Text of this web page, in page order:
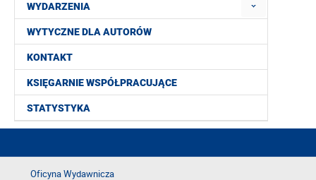
WYDARZENIA
WYTYCZNE DLA AUTORÓW
KONTAKT
KSIĘGARNIE WSPÓŁPRACUJĄCE
STATYSTYKA
Oficyna Wydawnicza